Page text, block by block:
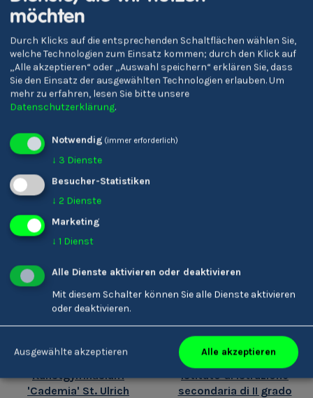
SOWIGYM Bruneck
Oberschulzentrum
Kunstgymnasium
'Cademia' St. Ulrich
Istituto di Istruzione
secondaria di II grado
möchten
Durch Klicks auf die entsprechenden Schaltflächen wählen Sie,
welche Technologien zum Einsatz kommen; durch den Klick auf
„Alle akzeptieren“ oder „Auswahl speichern“ erklären Sie, dass
Sie den Einsatz der ausgewählten Technologien erlauben.Um
mehr zu erfahren, lesen Sie bitte unsere
Datenschutzerklärung.
Notwendig (immer erforderlich)
↓ 3 Dienste
Besucher-Statistiken
↓ 2 Dienste
Marketing
↓ 1 Dienst
Alle Dienste aktivieren oder deaktivieren
Mit diesem Schalter können Sie alle Dienste aktivieren
oder deaktivieren.
Ausgewählte akzeptieren Alle akzeptieren